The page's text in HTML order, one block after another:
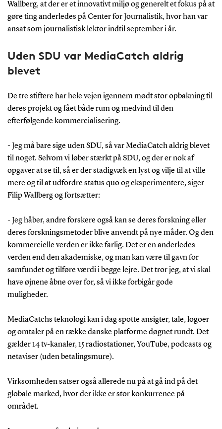
Wallberg, at der er et innovativt miljø og generelt et fokus på at
gøre ting anderledes på Center for Journalistik, hvor han var
ansat som journalistisk lektor indtil september i år.
Uden SDU var MediaCatch aldrig
blevet
De tre stiftere har hele vejen igennem mødt stor opbakning til
deres projekt og fået både rum og medvind til den
efterfølgende kommercialisering.
- Jeg må bare sige uden SDU, så var MediaCatch aldrig blevet
til noget. Selvom vi løber stærkt på SDU, og der er nok af
opgaver at se til, så er der stadigvæk en lyst og vilje til at ville
mere og til at udfordre status quo og eksperimentere, siger
Filip Wallberg og fortsætter:
- Jeg håber, andre forskere også kan se deres forskning eller
deres forskningsmetoder blive anvendt på nye måder. Og den
kommercielle verden er ikke farlig. Det er en anderledes
verden end den akademiske, og man kan være til gavn for
samfundet og tilføre værdi i begge lejre. Det tror jeg, at vi skal
have øjnene åbne over for, så vi ikke forbigår gode
muligheder.
MediaCatchs teknologi kan i dag spotte ansigter, tale, logoer
og omtaler på en række danske platforme døgnet rundt. Det
gælder 14 tv-kanaler, 15 radiostationer, YouTube, podcasts og
netaviser (uden betalingsmure).
Virksomheden satser også allerede nu på at gå ind på det
globale marked, hvor der ikke er stor konkurrence på
området.